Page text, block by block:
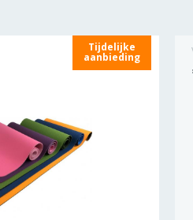
Tijdelijke
aanbieding